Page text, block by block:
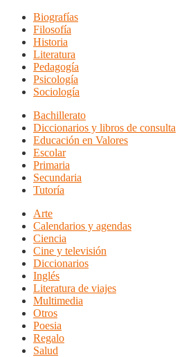
Biografías
Filosofía
Historia
Literatura
Pedagogía
Psicología
Sociología
Bachillerato
Diccionarios y libros de consulta
Educación en Valores
Escolar
Primaria
Secundaria
Tutoría
Arte
Calendarios y agendas
Ciencia
Cine y televisión
Diccionarios
Inglés
Literatura de viajes
Multimedia
Otros
Poesia
Regalo
Salud